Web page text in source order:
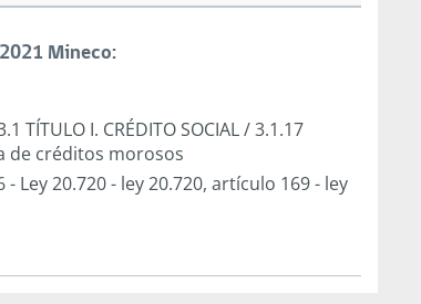
Mineco:
TÍTULO I. CRÉDITO SOCIAL/3.1.17
de créditos morosos
- Ley 20.720- ley 20.720, artículo 169- ley